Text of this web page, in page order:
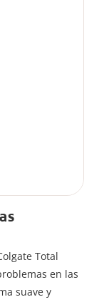
Total
en las
suave y